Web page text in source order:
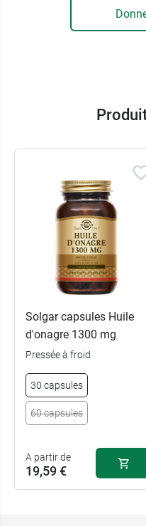
Solgar capsules Huile
d'onagre 1300 mg
Pressée à froid
30 capsules
60 capsules
A partir de
19,59 €